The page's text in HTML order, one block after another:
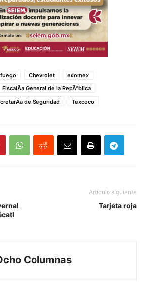
fuego Chevrolet
edomex
FiscalÃ­a General de la RepÃºblica
de Seguridad Texcoco
Artículo siguiente
Tarjeta roja
Columnas